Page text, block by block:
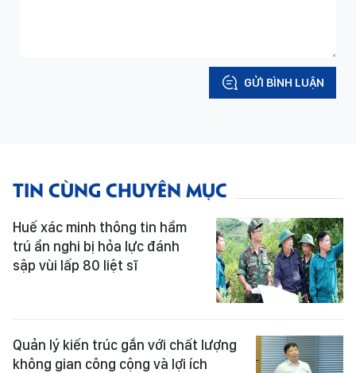
GỬI BÌNH LUẬN
TIN CÙNG CHUYÊN MỤC
Huế xác minh thông tin hầm
trú ẩn nghi bị hỏa lực đánh
sập vùi lấp 80 liệt sĩ
Quản lý kiến trúc gắn với chất lượng
không gian công cộng và lợi ích